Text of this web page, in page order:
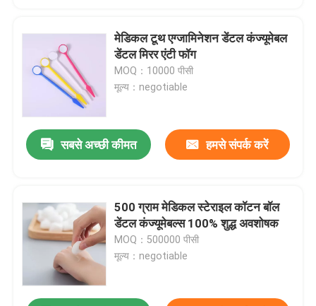
मेडिकल टूथ एग्जामिनेशन डेंटल कंज्यूमेबल
डेंटल मिरर एंटी फॉग
MOQ：10000 पीसी
मूल्य：negotiable
सबसे अच्छी कीमत हमसे संपर्क करें
500 ग्राम मेडिकल स्टेराइल कॉटन बॉल
डेंटल कंज्यूमेबल्स 100% शुद्ध अवशोषक
MOQ：500000 पीसी
मूल्य：negotiable